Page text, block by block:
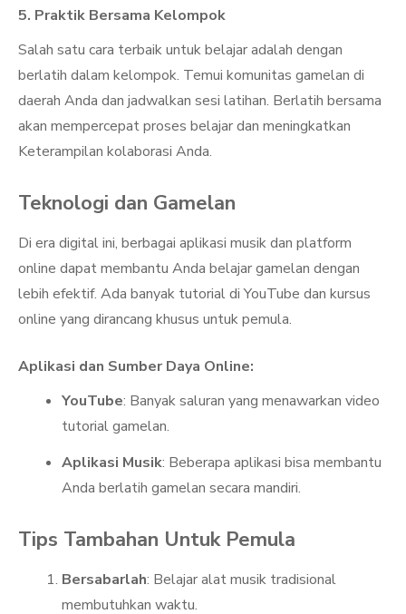
5. Praktik Bersama Kelompok
Salah satu cara terbaik untuk belajar adalah dengan
berlatih dalam kelompok. Temui komunitas gamelan di
daerah Anda dan jadwalkan sesi latihan. Berlatih bersama
akan mempercepat proses belajar dan meningkatkan
Keterampilan kolaborasi Anda.
Teknologi dan Gamelan
Di era digital ini, berbagai aplikasi musik dan platform
online dapat membantu Anda belajar gamelan dengan
lebih efektif. Ada banyak tutorial di YouTube dan kursus
online yang dirancang khusus untuk pemula.
Aplikasi dan Sumber Daya Online:
YouTube: Banyak saluran yang menawarkan video
tutorial gamelan.
Aplikasi Musik: Beberapa aplikasi bisa membantu
Anda berlatih gamelan secara mandiri.
Tips Tambahan Untuk Pemula
Bersabarlah: Belajar alat musik tradisional
membutuhkan waktu.